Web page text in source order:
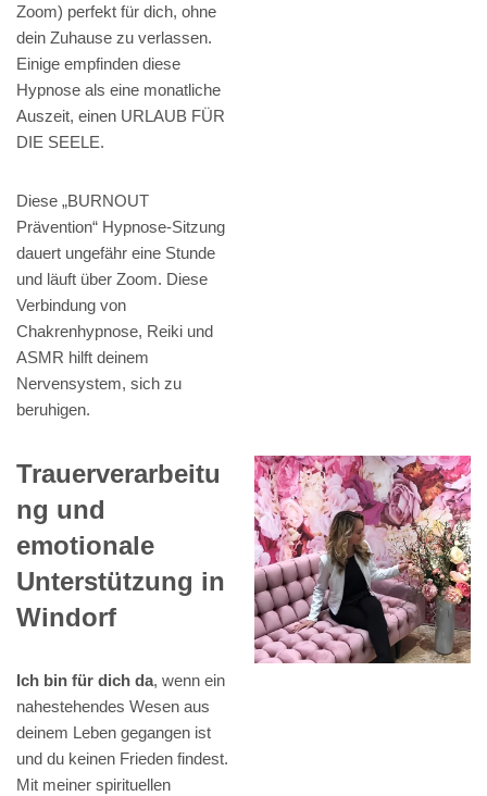
Zoom) perfekt für dich, ohne
dein Zuhause zu verlassen.
Einige empfinden diese
Hypnose als eine monatliche
Auszeit, einen URLAUB FÜR
DIE SEELE.
Diese „BURNOUT
Prävention“ Hypnose-Sitzung
dauert ungefähr eine Stunde
und läuft über Zoom. Diese
Verbindung von
Chakrenhypnose, Reiki und
ASMR hilft deinem
Nervensystem, sich zu
beruhigen.
Trauerverarbeitu
ng und
emotionale
Unterstützung in
Windorf
Ich bin für dich da, wenn ein
nahestehendes Wesen aus
deinem Leben gegangen ist
und du keinen Frieden findest.
Mit meiner spirituellen